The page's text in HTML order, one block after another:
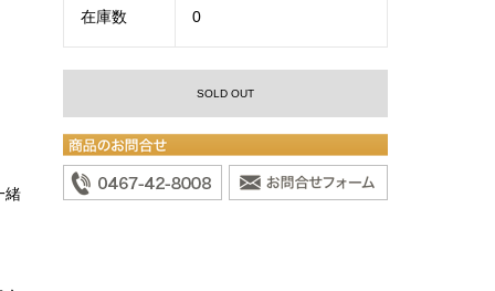
緒
在庫数 0
SOLD OUT